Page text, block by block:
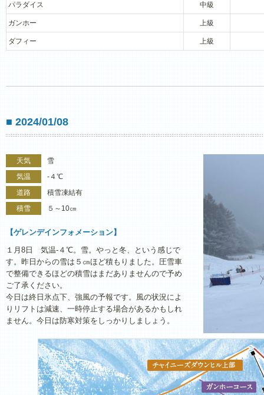
パラダイス 中級
ガンホー 上級
ダフィー 上級
■ 2024/01/08
天気
雪
気温
-４℃
道路
積雪凍結有
積雪
５～10㎝
【ゲレンデインフォメーション】
１月8日 気温‐４℃。雪。やっと冬、という感じで
す。昨日からの雪は５㎝ほど積もりました。圧雪車
で整備できるほどの積雪はまだありませんので予め
ご了承ください。
今日は終日氷点下、強風の予報です。風の状況によ
りリフトは減速、一時停止する場合があるかもしれ
ません。今日は防寒対策をしっかりしましょう。